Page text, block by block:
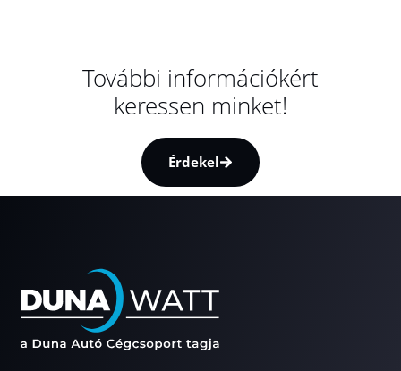
További információkért
keressen minket!
Érdekel